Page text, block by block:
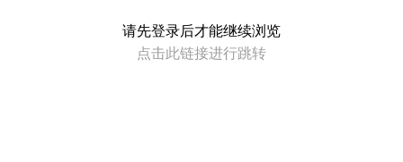
请先登录后才能继续浏览
点击此链接进行跳转